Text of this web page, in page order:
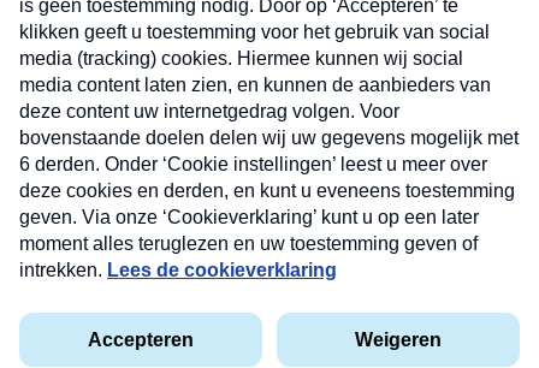
Privacyverklaring
Cookieverklaring
Kwetsbaarheid melden
Nieuwsbrief
Neem hier een gratis abonnement op onze
nieuwsbrief. Elke vrijdag- en dinsdagochtend in uw